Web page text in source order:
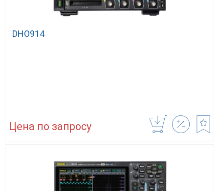
DHO914
Цена по запросу